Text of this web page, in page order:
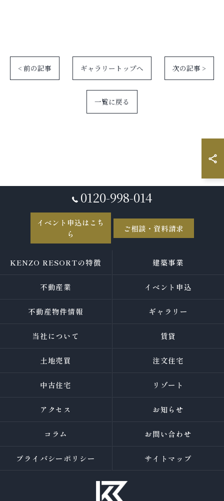
< 前の記事 ギャラリートップへ 次の記事 >
一覧に戻る
0120-998-014
イベント申込はこち
ら
ご相談・資料請求
KENZO RESORTの特徴 建築事業
不動産業 イベント申込
不動産物件情報 ギャラリー
当社について 賃貸
土地売買 注文住宅
中古住宅 リゾート
アクセス お知らせ
コラム お問い合わせ
プライバシーポリシー サイトマップ